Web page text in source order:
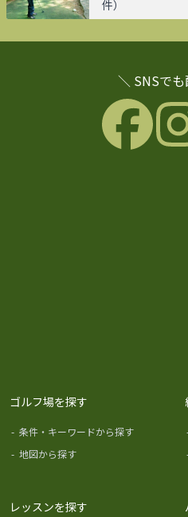
件）
＼ SNSで
ゴルフ場を探す
- 条件・キーワードから探す
- 地図から探す
レッスンを探す